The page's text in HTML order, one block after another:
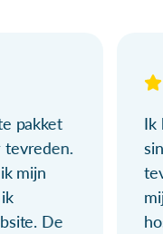
pakket
tevreden.
mijn
De
Ik